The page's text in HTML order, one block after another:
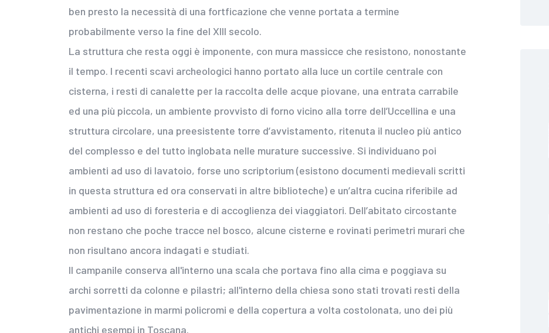
ben presto la necessità di una fortficazione che venne portata a termine
probabilmente verso la fine del XIII secolo.
La struttura che resta oggi è imponente, con mura massicce che resistono, nonostante
il tempo. I recenti scavi archeologici hanno portato alla luce un cortile centrale con
cisterna, i resti di canalette per la raccolta delle acque piovane, una entrata carrabile
ed una più piccola, un ambiente provvisto di forno vicino alla torre dell’Uccellina e una
struttura circolare, una preesistente torre d’avvistamento, ritenuta il nucleo più antico
del complesso e del tutto inglobata nelle murature successive. Si individuano poi
ambienti ad uso di lavatoio, forse uno scriptorium (esistono documenti medievali scritti
in questa struttura ed ora conservati in altre biblioteche) e un’altra cucina riferibile ad
ambienti ad uso di foresteria e di accoglienza dei viaggiatori. Dell’abitato circostante
non restano che poche tracce nel bosco, alcune cisterne e rovinati perimetri murari che
non risultano ancora indagati e studiati.
Il campanile conserva all'interno una scala che portava fino alla cima e poggiava su
archi sorretti da colonne e pilastri; all'interno della chiesa sono stati trovati resti della
pavimentazione in marmi policromi e della copertura a volta costolonata, uno dei più
antichi esempi in Toscana.